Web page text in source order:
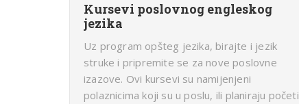
Kursevi poslovnog engleskog
jezika
Uz program opšteg jezika, birajte i jezik
struke i pripremite se za nove poslovne
izazove. Ovi kursevi su namijenjeni
polaznicima koji su u poslu, ili planiraju početi